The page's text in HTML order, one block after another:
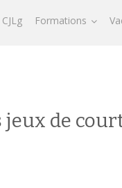
Formations
jeux de